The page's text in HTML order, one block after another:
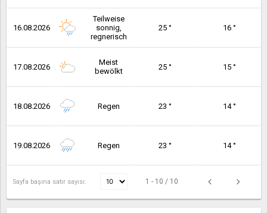
16.08.2026
Teilweise
sonnig,
regnerisch
25 ° 16 °
17.08.2026
Meist
bewölkt
25 ° 15 °
18.08.2026 Regen 23 ° 14 °
19.08.2026 Regen 23 ° 14 °
Sayfa başına satır sayısı: 1 - 10 / 10